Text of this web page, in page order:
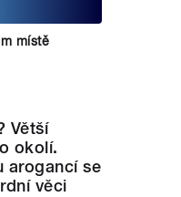
místě
Větší
okolí.
arogancí se
věci